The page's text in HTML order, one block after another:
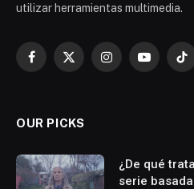
utilizar herramientas multimedia.
Facebook
X
InstagramYouTube
OUR PICKS
¿De qué
serie